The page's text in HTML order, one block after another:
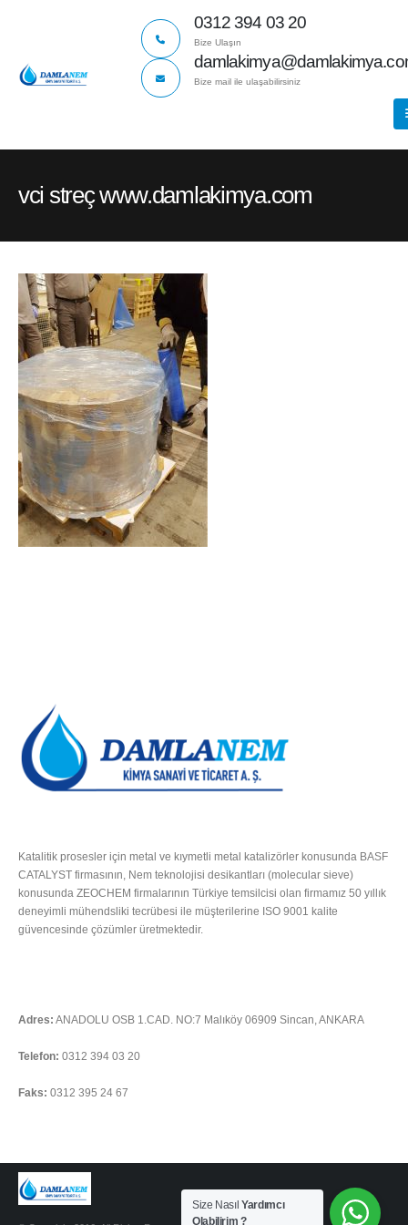
0312 394 03 20
Bize Ulaşın
Bize mail ile ulaşabilirsiniz
vci streç www.damlakimya.com
Katalitik prosesler için metal ve kıymetli metal katalizörler konusunda BASF
CATALYST firmasının, Nem teknolojisi desikantları (molecular sieve)
konusunda ZEOCHEM firmalarının Türkiye temsilcisi olan firmamız 50 yıllık
deneyimli mühendsliki tecrübesi ile müşterilerine ISO 9001 kalite
güvencesinde çözümler üretmektedir.
Adres: ANADOLU OSB 1.CAD. NO:7 Malıköy 06909 Sincan, ANKARA
Telefon: 0312 394 03 20
Faks: 0312 395 24 67
Size NasılYardımcı
Olabilirim ?